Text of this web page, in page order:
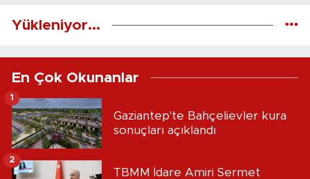
Yükleniyor...
En Çok Okunanlar
Gaziantep'te Bahçelievler kura
sonuçları açıklandı
1
TBMM İdare Amiri Sermet
2